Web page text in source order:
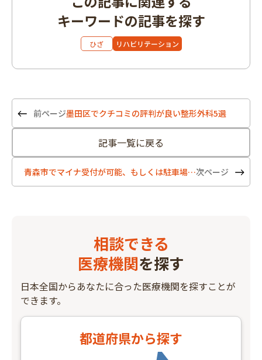
キーワードの記事を探す
ひざ リハビリテーション
墨田区でクチコミの評判が良い整形外科5選
記事一覧に戻る
青森市でマイナ受付が可能、もしくは駐車場のある整形外科5選
相談できる
医療機関を探す
日本全国からあなたに合った医療機関を探すことが
できます。
都道府県から探す